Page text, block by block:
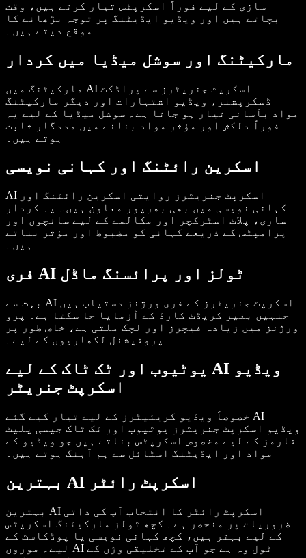
سازی کے لیے فوراً اسکرپٹس تیار کرتے ہیں، وقت
بچاتے ہیں اور ویڈیو ایڈیٹنگ پر توجہ بڑھانے کا
موقع دیتے ہیں۔
مارکیٹنگ اور سوشل میڈیا میں کردار
مارکیٹنگ میں AI اسکرپٹ جنریٹرز سے پراڈکٹ
ڈسکرپشنز، ویڈیو اشتہارات اور دیگر مارکیٹنگ
مواد بآسانی تیار ہو جاتا ہے۔ سوشل میڈیا کے لیے یہ
فوراً دلکش اور مؤثر مواد بنانے میں مددگار ثابت
ہوتے ہیں۔
اسکرین رائٹنگ اور کہانی نویسی
AI اسکرپٹ جنریٹرز روایتی اسکرین رائٹنگ اور
کہانی نویسی میں بھی بھرپور معاون ہیں۔ یہ کردار
سازی، پلاٹ اسٹرکچر اور مکالمے کے لیے سانچوں اور
پرامپٹس کے ذریعے کہانی کو مضبوط اور مؤثر بناتے
ہیں۔
فری AI ٹولز اور پرائسنگ ماڈل
بہت سے AI اسکرپٹ جنریٹرز کے فری ورژنز دستیاب ہیں
جنہیں بغیر کریڈٹ کارڈ کے آزمایا جا سکتا ہے۔ پرو
ورژنز میں زیادہ فیچرز اور لچک ملتی ہے، خاص طور پر
پروفیشنل لکھاریوں کے لیے۔
یوٹیوب اور ٹک ٹاک کے لیے AI ویڈیو
اسکرپٹ جنریٹر
خصوصاً ویڈیو کریئیٹرز کے لیے تیار کیے گئے AI
ویڈیو اسکرپٹ جنریٹرز یوٹیوب اور ٹک ٹاک جیسی پلیٹ
فارمز کے لیے مخصوص اسکرپٹس بناتے ہیں جو ویڈیو کے
مواد اور ایڈیٹنگ اسٹائل سے ہم آہنگ ہوتے ہیں۔
بہترین AI اسکرپٹ رائٹر
بہترین AI اسکرپٹ رائٹر کا انتخاب آپ کی ذاتی
ضروریات پر منحصر ہے۔ کچھ ٹولز مارکیٹنگ اسکرپٹس
کے لیے بہتر ہیں، کچھ کہانی نویسی یا پوڈکاسٹ کے
لیے۔ موزوں AI ٹول وہ ہے جو آپ کے تخلیقی وژن کے